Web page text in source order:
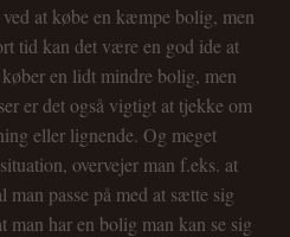
at købe en kæmpe bolig, men
tid kan det være en god ide at
en lidt mindre bolig, men
er det også vigtigt at tjekke om
eller lignende. Og meget
overvejer man f.eks. at
passe på med at sætte sig
har en bolig man kan se sig